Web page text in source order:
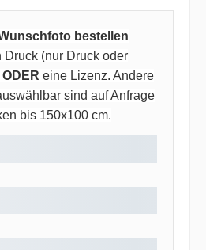
bestellen
(nur Druck oder
ODER eine Lizenz. Andere
sind auf Anfrage
bis 150x100 cm.